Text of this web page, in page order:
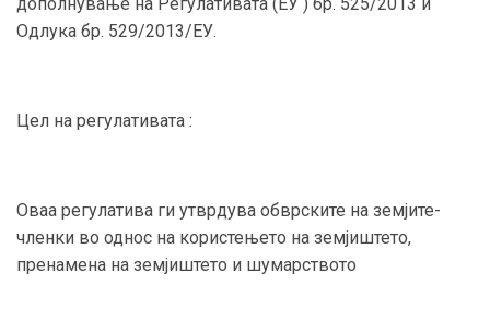
Одлука бр. 529/2013/ЕУ.
Цел на регулативата :
Оваа регулатива ги утврдува обврските на земјите-
членки во однос на користењето на земјиштето,
пренамена на земјиштето и шумарството